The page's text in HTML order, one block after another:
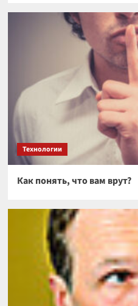
Технологии
Как понять, что вам врут?